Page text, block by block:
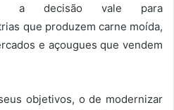
a decisão vale para
que produzem carne moída,
e açougues que vendem
objetivos, o de modernizar